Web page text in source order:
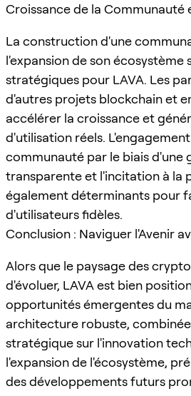
Croissance de la Communauté
La construction d'une
l'expansion de son écosystème
stratégiques pour LAVA. Les
d'autres projets blockchain et
accélérer la croissance et
d'utilisation réels.
communauté par le biais d'une
transparente et l'incitation à la
également déterminants pour
d'utilisateurs fidèles.
Conclusion : Naviguer l'Avenir
Alors que le paysage des
d'évoluer, LAVA est bien
opportunités émergentes du
architecture robuste,
stratégique sur l'innovation
l'expansion de l'écosystème,
des développements futurs